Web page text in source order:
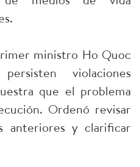
ministro Ho Quoc
violaciones
que el problema
Ordenó revisar
anteriores y clarificar